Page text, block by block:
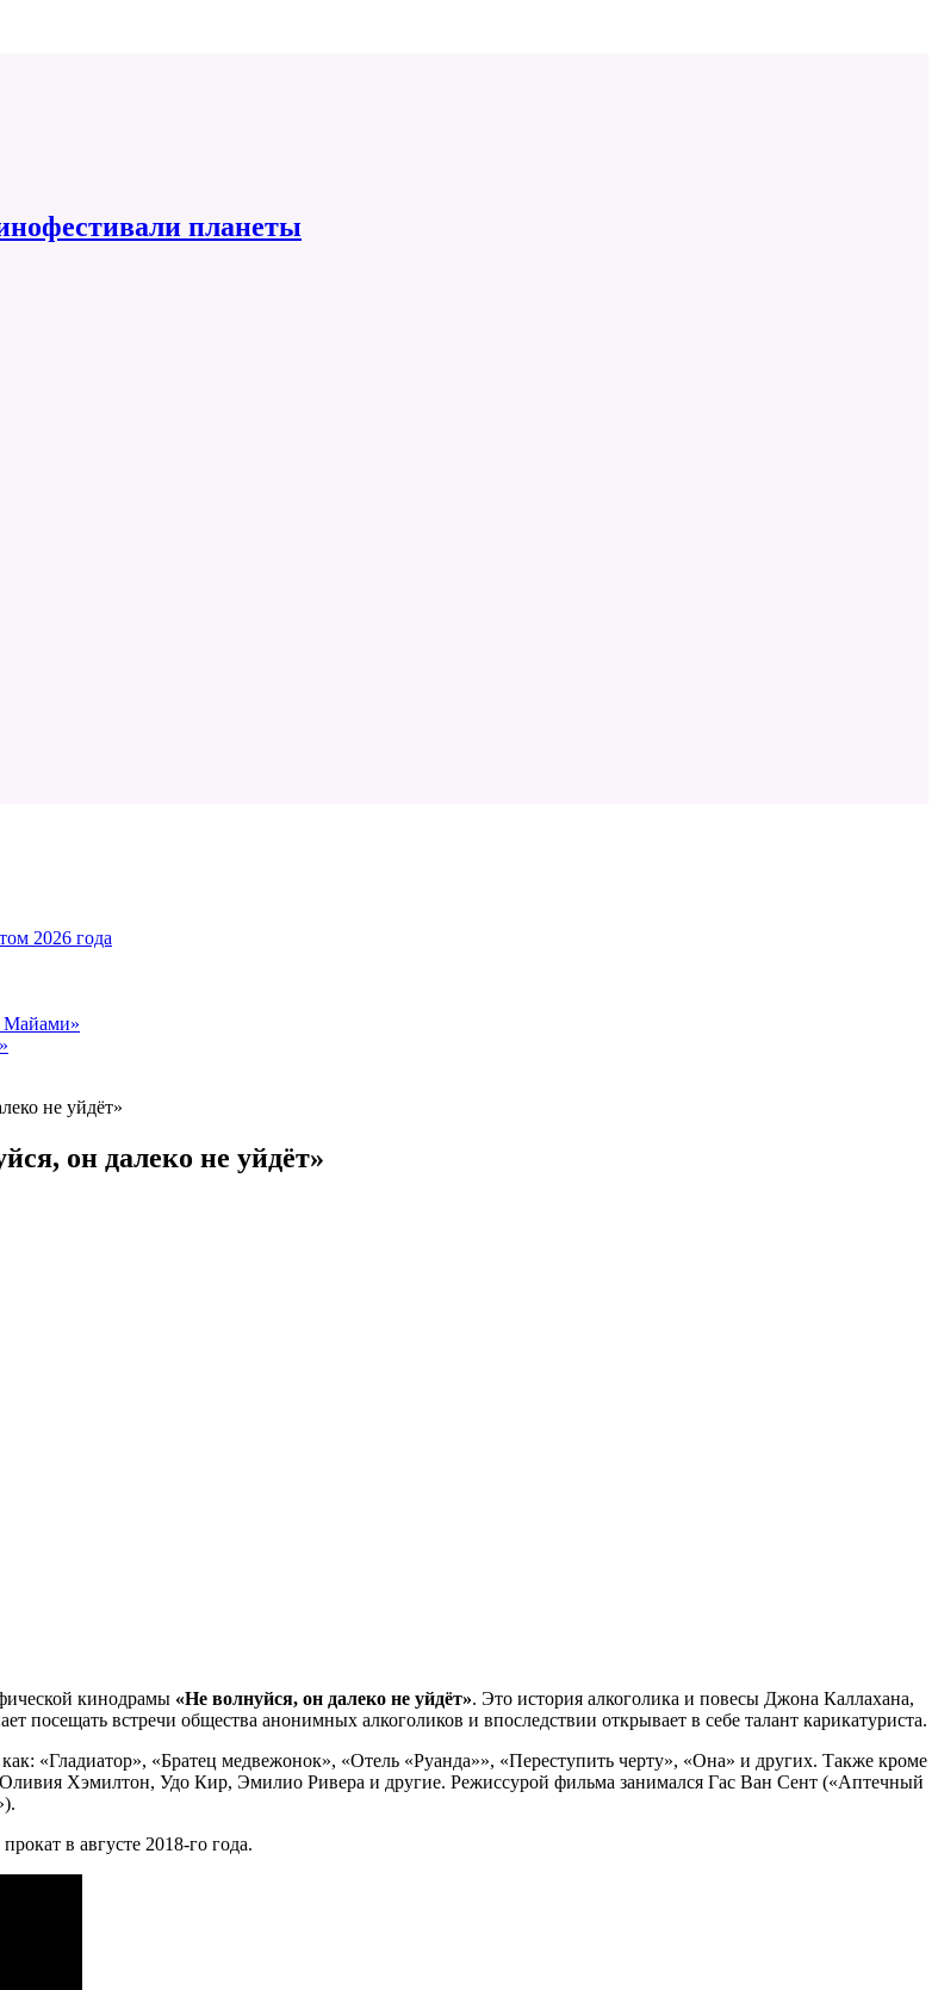
планеты
2026 года
Майами»
не уйдёт»
он далеко не уйдёт»
кинодрамы «Не волнуйся, он далеко не уйдёт». Это история алкоголика и повесы Джона Каллахана,
посещать встречи общества анонимных алкоголиков и впоследствии открывает в себе талант карикатуриста.
«Гладиатор», «Братец медвежонок», «Отель «Руанда»», «Переступить черту», «Она» и других. Также кроме
Хэмилтон, Удо Кир, Эмилио Ривера и другие. Режиссурой фильма занимался Гас Ван Сент («Аптечный
в августе 2018-го года.